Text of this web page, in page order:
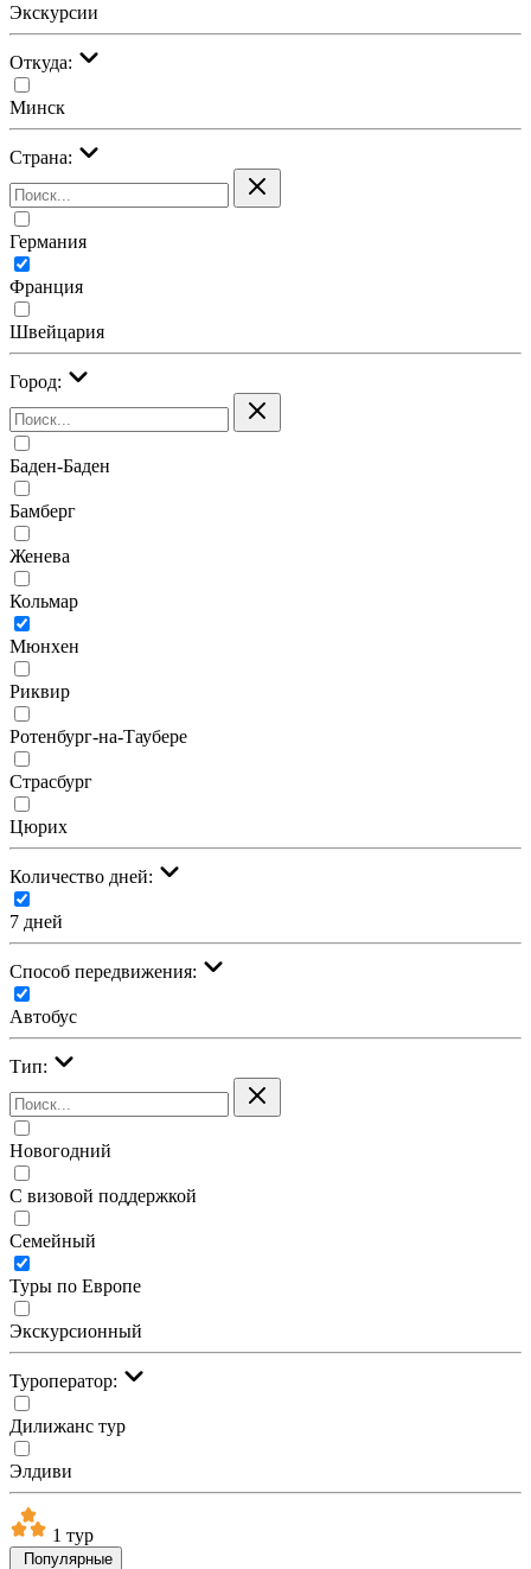
Экскурсии
Откуда:
Минск
Страна:
Германия
Франция
Швейцария
Город:
Баден-Баден
Бамберг
Женева
Кольмар
Мюнхен
Риквир
Ротенбург-на-Таубере
Страсбург
Цюрих
Количество дней:
7 дней
Cпособ передвижения:
Автобус
Тип:
Новогодний
С визовой поддержкой
Семейный
Туры по Европе
Экскурсионный
Туроператор:
Дилижанс тур
Элдиви
1 тур
Популярные